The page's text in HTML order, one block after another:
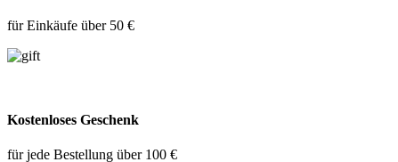
für Einkäufe über 50 €
Kostenloses Geschenk
für jede Bestellung über 100 €